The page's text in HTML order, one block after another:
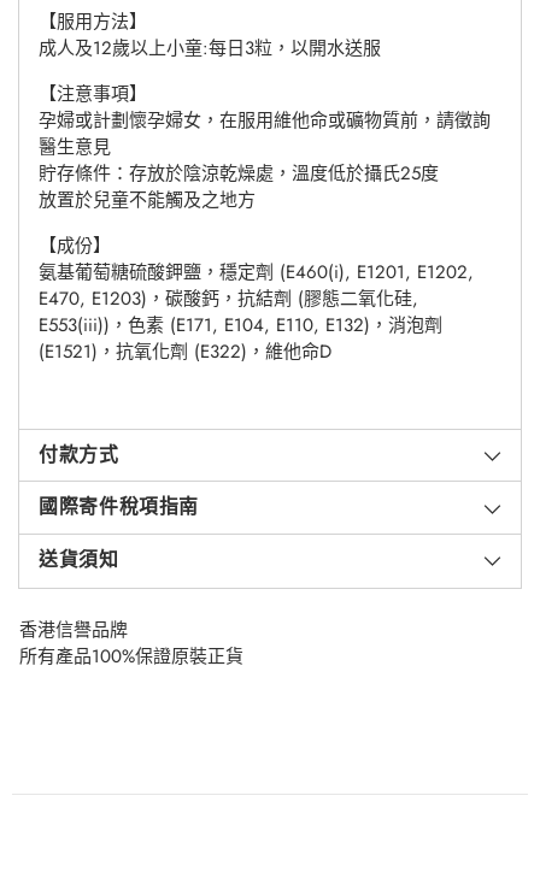
【服用方法】
成人及12歲以上小童:每日3粒，以開水送服
【注意事項】
孕婦或計劃懷孕婦女，在服用維他命或礦物質前，請徵詢
醫生意見
貯存條件：存放於陰涼乾燥處，溫度低於攝氏25度
放置於兒童不能觸及之地方
【成份】
氨基葡萄糖硫酸鉀鹽，穩定劑 (E460(i), E1201, E1202,
E470, E1203)，碳酸鈣，抗結劑 (膠態二氧化硅,
E553(iii))，色素 (E171, E104, E110, E132)，消泡劑
(E1521)，抗氧化劑 (E322)，維他命D
付款方式
國際寄件稅項指南
送貨須知
香港信譽品牌
所有產品100%保證原裝正貨